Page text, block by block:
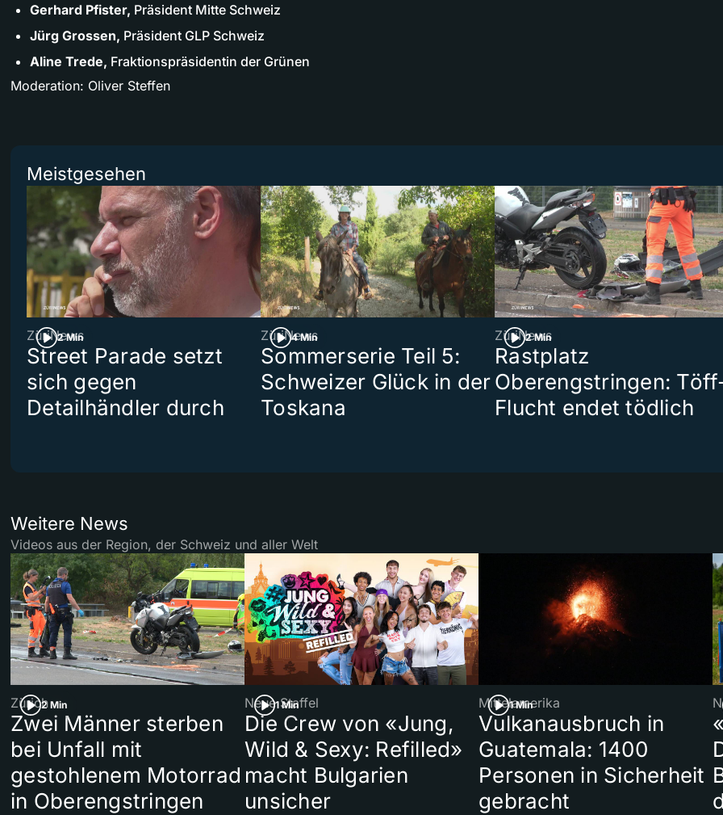
Gerhard Pfister, Präsident Mitte Schweiz
Jürg Grossen, Präsident GLP Schweiz
Aline Trede, Fraktionspräsidentin der Grünen
Moderation: Oliver Steffen
Meistgesehen
2 Min
ZüriNews
Street Parade setzt
sich gegen
Detailhändler durch
4 Min
ZüriNews
Sommerserie Teil 5:
Schweizer Glück in der
Toskana
2 Min
ZüriNews
Rastplatz
Oberengstringen:
Flucht endet tödlich
Weitere News
Videos aus der Region, der Schweiz und aller Welt
2 Min
Zürich
Zwei Männer sterben
bei Unfall mit
gestohlenem Motorrad
in Oberengstringen
1 Min
Neue Staffel
Die Crew von «Jung,
Wild & Sexy: Refilled»
macht Bulgarien
unsicher
1 Min
Mittelamerika
Vulkanausbruch in
Guatemala: 1400
Personen in Sicherheit
gebracht